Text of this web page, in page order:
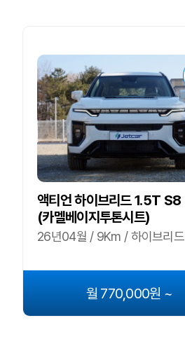
액티언 하이브리드 1.5T S8
(카멜베이지투톤시트)
26년04월 / 9Km / 하이브리드
월 770,000원 ~